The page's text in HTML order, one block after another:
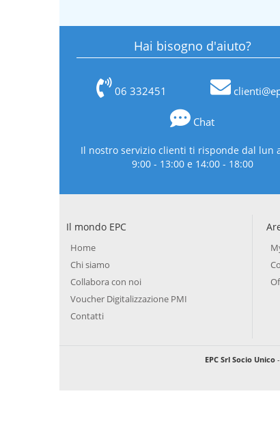
Hai bisogno d'aiuto?
06 332451
Chat
Il nostro servizio clienti ti risponde dal lun
9:00 - 13:00 e 14:00 - 18:00
Il mondo EPC
Home
Chi siamo
Collabora con noi
Voucher Digitalizzazione PMI
Contatti
EPC Srl Socio Unico-